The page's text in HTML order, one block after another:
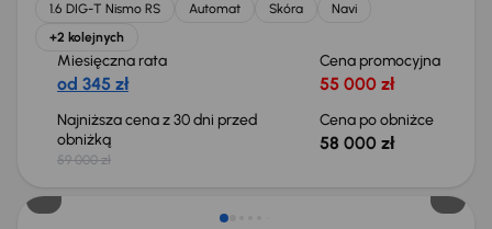
1.6 DIG-T Nismo RS Automat Skóra
Navi
+2 kolejnych
Miesięczna rata
od 345 zł
Cena promocyjna
55 000 zł
Najniższa cena z 30 dni przed
obniżką
59 000 zł
Cena po obniżce
58 000 zł
Taniej o 1 000 zł